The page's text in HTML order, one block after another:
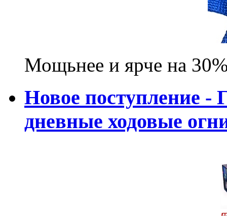
Мощьнее и ярче на
Новое поступление -
дневные ходовые